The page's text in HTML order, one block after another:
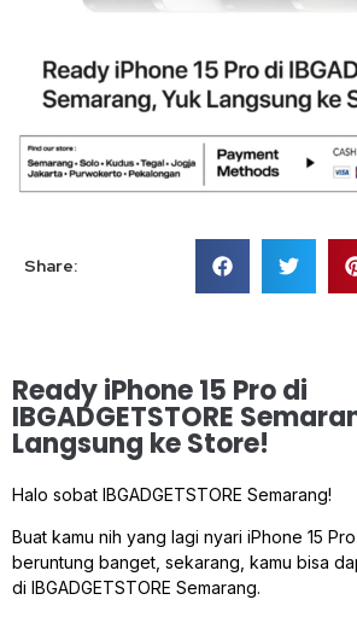
Share:
Ready iPhone 15 Pro di
IBGADGETSTORE
Langsung ke Store!
Halo sobat IBGADGETSTORE Semarang!
Buat kamu nih yang lagi nyari iPhone 15
beruntung banget, sekarang, kamu bisa
di IBGADGETSTORE Semarang.